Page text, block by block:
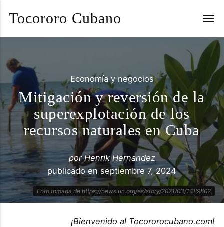
Tocororo Cubano
Economía y negocios
Mitigación y reversión de la
superexplotación de los
recursos naturales en Cuba
porHenrik Hernandez
publicado en septiembre 7, 2024
Foto tomada de https://news.un.org/es/story/2021/03/1489802
¡Bienvenido al Tocororocubano.com!